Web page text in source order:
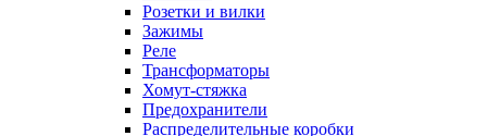
Розетки и вилки
Зажимы
Реле
Трансформаторы
Хомут-стяжка
Предохранители
Распределительные коробки